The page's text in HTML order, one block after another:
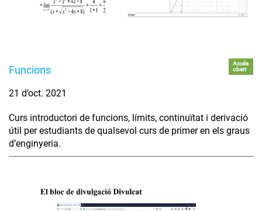
Funcions
Accés
obert
21 d’oct. 2021
Curs introductori de funcions, límits, continuïtat i derivació
útil per estudiants de qualsevol curs de primer en els graus
d’enginyeria.